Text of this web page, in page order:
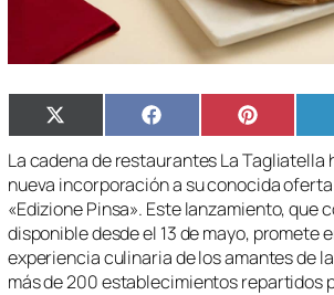
Compartir
en
X
(Twitter)
Compartir
en
Facebook Compartir
en
Pinterest
La cadena de restaurantes La Tagliatella
nueva incorporación a su conocida
«Edizione Pinsa». Este lanzamiento, que
disponible desde el 13 de mayo, promete
experiencia culinaria de los amantes de
más de 200 establecimientos repartidos